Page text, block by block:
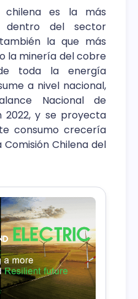
chilena es la más
dentro del sector
la que más
la minería del cobre
toda la energía
a nivel nacional,
Nacional de
2022, y se proyecta
consumo crecería
Comisión Chilena del